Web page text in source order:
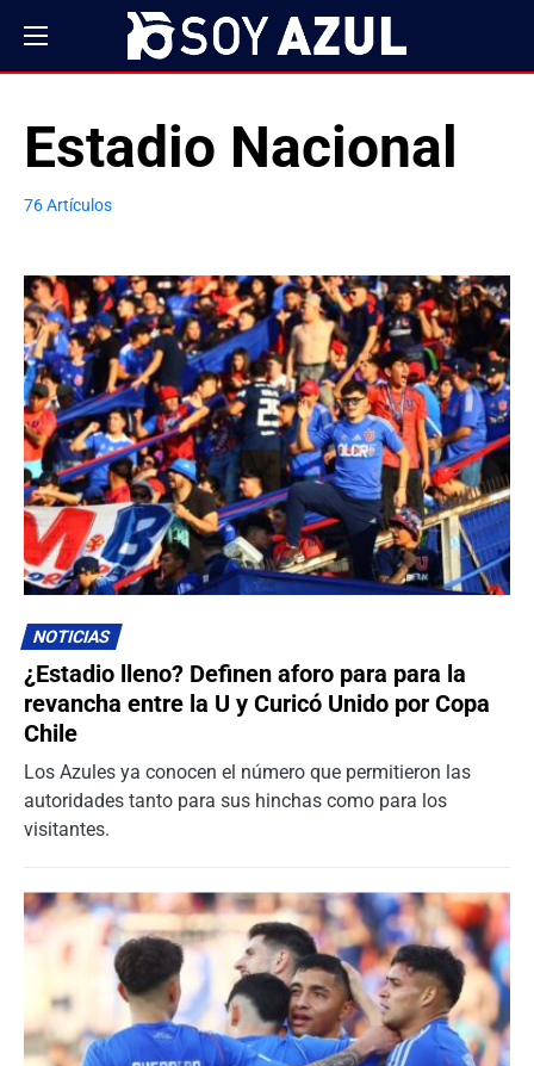
Estadio Nacional
76 Artículos
NOTICIAS
¿Estadio lleno? Definen aforo para para la
revancha entre la U y Curicó Unido por Copa
Chile
Los Azules ya conocen el número que permitieron las
autoridades tanto para sus hinchas como para los
visitantes.